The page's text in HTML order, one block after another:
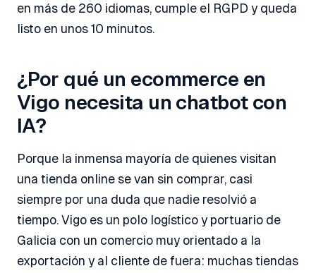
en más de 260 idiomas, cumple el RGPD y queda
listo en unos 10 minutos.
¿Por qué un ecommerce en
Vigo necesita un chatbot con
IA?
Porque la inmensa mayoría de quienes visitan
una tienda online se van sin comprar, casi
siempre por una duda que nadie resolvió a
tiempo. Vigo es un polo logístico y portuario de
Galicia con un comercio muy orientado a la
exportación y al cliente de fuera: muchas tiendas